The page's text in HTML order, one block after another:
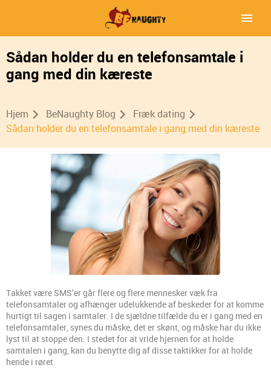
Sådan holder du en telefonsamtale i
gang med din kæreste
Hjem BeNaughty Blog
Fræk dating
Sådan holder du en telefonsamtale i gang med din kæreste
Takket være SMS’er går flere og flere mennesker væk fra
telefonsamtaler og afhænger udelukkende af beskeder for at komme
hurtigt til sagen i samtaler. I de sjældne tilfælde du er i gang med en
telefonsamtaler, synes du måske, det er skønt, og måske har du ikke
lyst til at stoppe den. I stedet for at vride hjernen for at holde
samtalen i gang, kan du benytte dig af disse taktikker for at holde
hende i røret.